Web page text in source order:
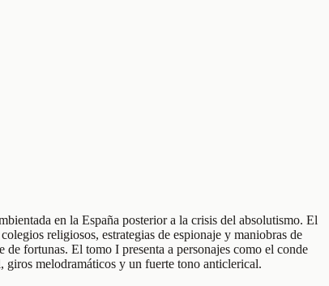
en la España posterior a la crisis del absolutismo. El
religiosos, estrategias de espionaje y maniobras de
fortunas. El tomo I presenta a personajes como el conde
melodramáticos y un fuerte tono anticlerical.